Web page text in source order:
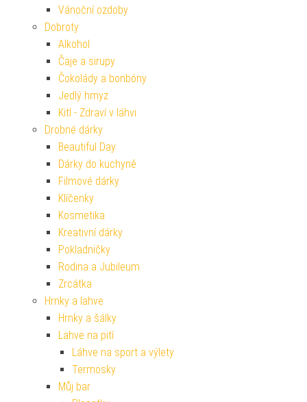
Vánoční ozdoby
Dobroty
Alkohol
Čaje a sirupy
Čokolády a bonbóny
Jedlý hmyz
Kitl - Zdraví v láhvi
Drobné dárky
Beautiful Day
Dárky do kuchyně
Filmové dárky
Klíčenky
Kosmetika
Kreativní dárky
Pokladničky
Rodina a Jubileum
Zrcátka
Hrnky a lahve
Hrnky a šálky
Lahve na pití
Láhve na sport a výlety
Termosky
Můj bar